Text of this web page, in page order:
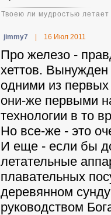
Твоею ли мудростью
jimmy7 16 Июл 2011
Про железо -
хеттов. Вынужден
одними из
они-же первыми
технологии в то
Но все-же - это
И еще - если бы
летательные
плавательных
деревянном
руководством